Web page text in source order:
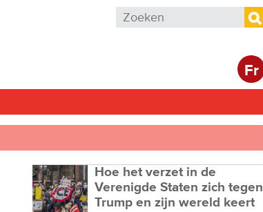
Zoekveld
Zoeken
Fr
Hoe het verzet in de
Verenigde Staten zich tegen
Trump en zijn wereld keert